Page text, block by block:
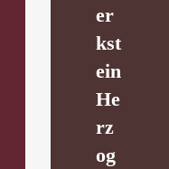
er
kst
ein
He
rz
og